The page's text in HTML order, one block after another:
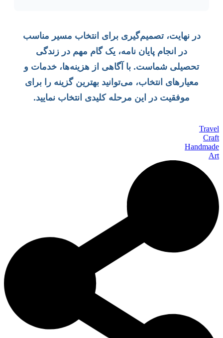
در نهایت، تصمیم‌گیری برای انتخاب مسیر مناسب
در انجام پایان نامه، یک گام مهم در زندگی
تحصیلی شماست. با آگاهی از هزینه‌ها، خدمات و
معیارهای انتخاب، می‌توانید بهترین گزینه را برای
موفقیت در این مرحله کلیدی انتخاب نمایید.
Travel
Craft
Handmade
Art